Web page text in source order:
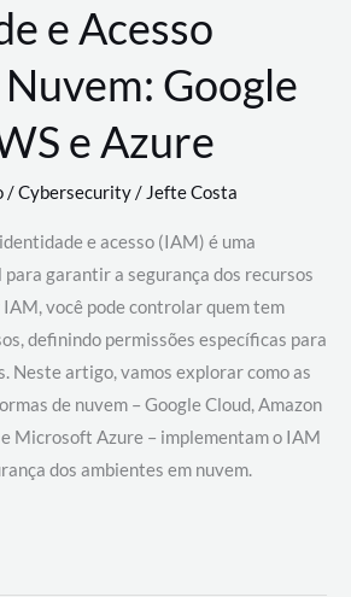
e Acesso
Google
e Azure
/Cybersecurity/ Jefte Costa
e acesso (IAM) é uma
garantir a segurança dos recursos
você pode controlar quem tem
definindo permissões específicas para
Neste artigo, vamos explorar como as
de nuvem – Google Cloud, Amazon
Microsoft Azure – implementam o IAM
dos ambientes em nuvem.